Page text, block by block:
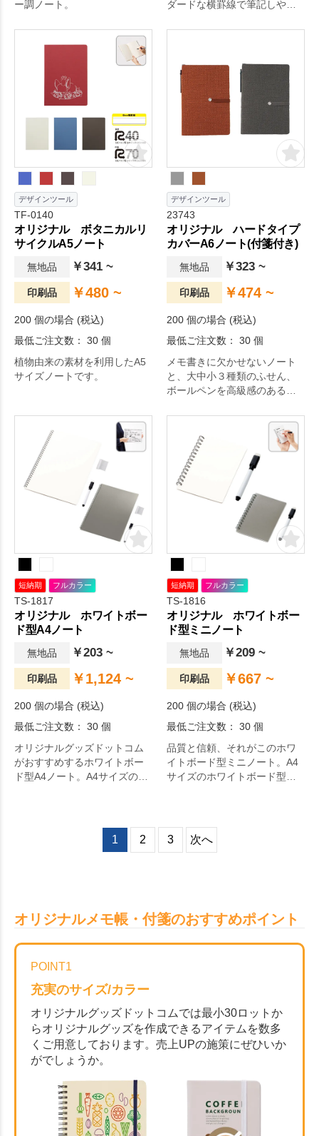
ー調ノート。
ダードな横罫線で筆記しやす
デザインツール
TF-0140
オリジナル ボタニカルリ
サイクルA5ノート
無地品 ￥341 ~
印刷品 ￥480 ~
200 個の場合 (税込)
最低ご注文数： 30 個
植物由来の素材を利用したA5
サイズノートです。
デザインツール
23743
オリジナル ハードタイプ
カバーA6ノート(付箋付き)
無地品 ￥323 ~
印刷品 ￥474 ~
200 個の場合 (税込)
最低ご注文数： 30 個
メモ書きに欠かせないノート
と、大中小３種類のふせん、
ボールペンを高級感のあるカ
短納期 フルカラー
TS-1817
オリジナル ホワイトボー
ド型A4ノート
無地品 ￥203 ~
印刷品 ￥1,124 ~
200 個の場合 (税込)
最低ご注文数： 30 個
オリジナルグッズドットコム
がおすすめするホワイトボー
ド型A4ノート。A4サイズのホ
短納期 フルカラー
TS-1816
オリジナル ホワイトボー
ド型ミニノート
無地品 ￥209 ~
印刷品 ￥667 ~
200 個の場合 (税込)
最低ご注文数： 30 個
品質と信頼、それがこのホワ
イトボード型ミニノート。A4
サイズのホワイトボード型ミ
1 2 3 次へ
オリジナルメモ帳・付箋のおすすめポイント
POINT1
充実のサイズ/カラー
オリジナルグッズドットコムでは最小30ロットか
らオリジナルグッズを作成できるアイテムを数多
くご用意しております。売上UPの施策にぜひいか
がでしょうか。